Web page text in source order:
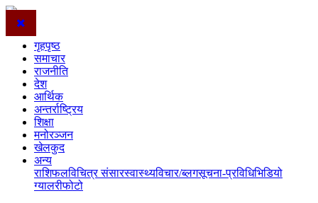
गृहपृष्ठ
समाचार
राजनीति
देश
आर्थिक
अन्तर्राष्ट्रिय
शिक्षा
मनोरञ्जन
खेलकुद
अन्य
राशिफलविचित्र संसारस्वास्थ्यविचार/ब्लगसूचना-प्रविधिभिडियो
ग्यालरीफोटो